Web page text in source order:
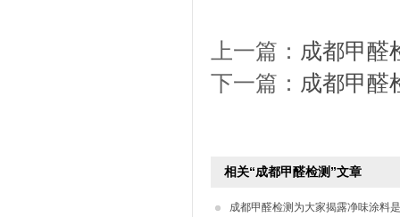
上一篇： 成都甲醛
下一篇： 成都甲醛
相关“成都甲醛检测”文章
成都甲醛检测为大家揭露净味涂料